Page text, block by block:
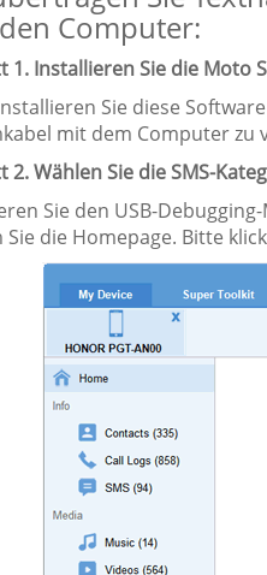
Computer:
1. Installieren Sie die Moto
Sie diese
mit dem Computer zu
2. Wählen Sie die SMS-
Sie den USB-
Sie die Homepage. Bitte